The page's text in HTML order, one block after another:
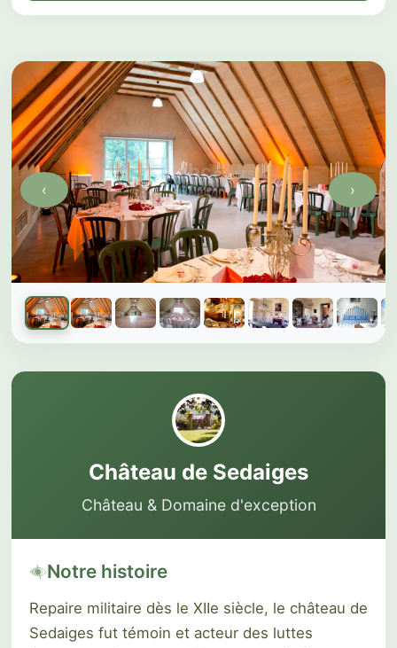
Galerie du château
1 sur 20 photos
‹ ›
Château de Sedaiges
Château & Domaine d'exception
Notre histoire
Repaire militaire dès le XIIe siècle, le château de
Sedaiges fut témoin et acteur des luttes